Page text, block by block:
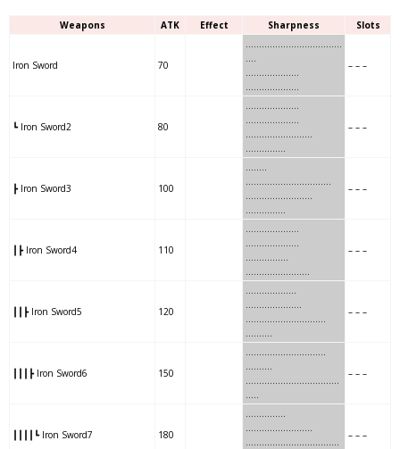
Weapons ATK Effect Sharpness Slots
Iron Sword 70
………………………………
….
………………..
………………..
– – –
┗ Iron Sword2 80
….…………....
………………..
….…………..…….
……………
– – –
┣ Iron Sword3 100
….….
…………………………..
….….……………..
……………
– – –
┃┣ Iron Sword4 110
..….……….….
………………..
..….……….
……………………
– – –
┃┃┣ Iron Sword5 120
……………….
…………………
……………….………..
……….
– – –
┃┃┃┣ Iron Sword6 150
………..……………….
……….
………..…………………...
…..
– – –
┃┃┃┃┗ Iron Sword7 180
……….…..
…………………….
……….…..…………….….
– – –